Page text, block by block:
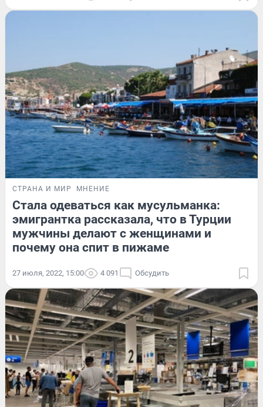
СТРАНА И МИР МНЕНИЕ
Стала одеваться как мусульманка:
эмигрантка рассказала, что в Турции
мужчины делают с женщинами и
почему она спит в пижаме
27 июля, 2022, 15:00 4 091 Обсудить